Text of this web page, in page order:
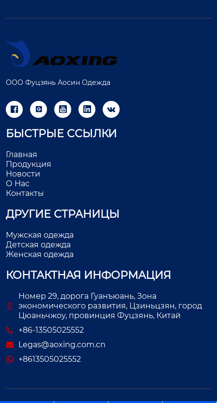
ООО Фуцзянь Аосин Одежда
    
БЫСТРЫЕ ССЫЛКИ
Главная
Продукция
Новости
О Нас
Контакты
ДРУГИЕ СТРАНИЦЫ
Мужская одежда
Детская одежда
Женская одежда
КОНТАКТНАЯ ИНФОРМАЦИЯ
Номер 29, дорога Гуанъюань, Зона
экономического развития, Цзиньцзян, город
Цюаньчжоу, провинция Фуцзянь, Китай
+86-13505025552
Legas@aoxing.com.cn
+8613505025552